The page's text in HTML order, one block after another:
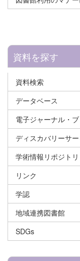
資料を探す
資料検索
データベース
電子ジャーナル・
ディスカバリーサ
学術情報リポジトリ
リンク
学認
地域連携図書館
SDGs